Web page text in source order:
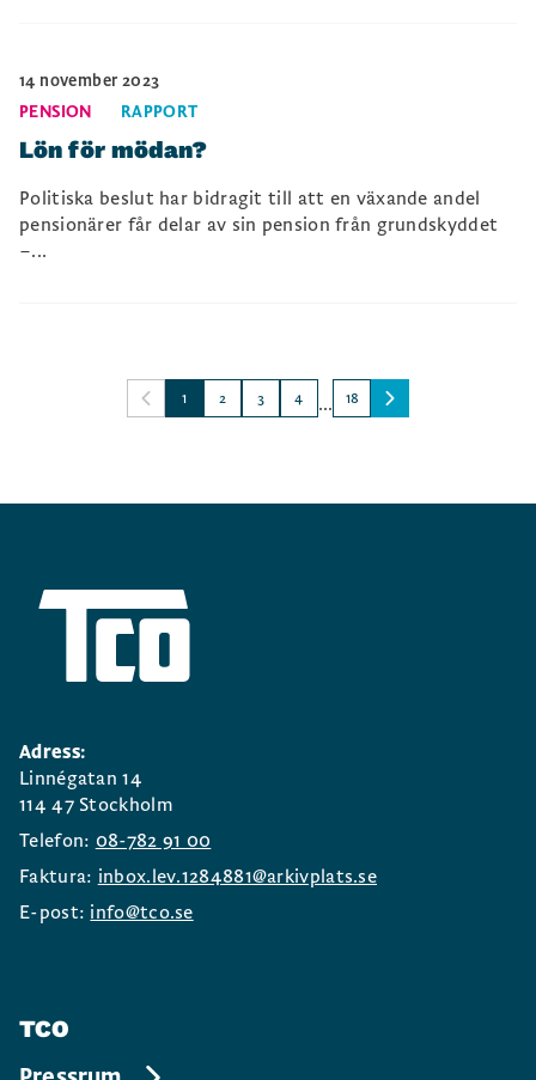
14 november 2023
PENSION
RAPPORT
Lön för mödan?
Politiska beslut har bidragit till att en växande andel
pensionärer får delar av sin pension från grundskyddet
–...
1 2 3 4 ... 18
Adress:
Linnégatan 14
114 47 Stockholm
Telefon: 08-782 91 00
Faktura: inbox.lev.1284881@arkivplats.se
E-post: info@tco.se
TCO